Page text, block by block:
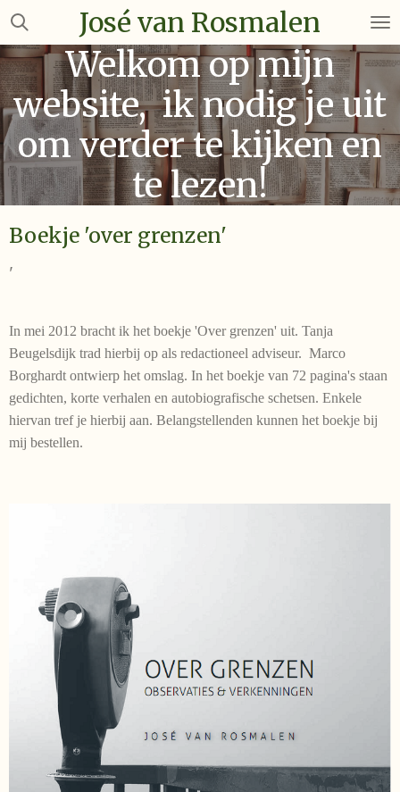
Ga
naar
de
hoofdinhoud
José van Rosmalen
Welkom op mijn
website, ik nodig je uit
om verder te kijken en
te lezen!
Boekje 'over grenzen'
'
In mei 2012 bracht ik het boekje 'Over grenzen' uit. Tanja
Beugelsdijk trad hierbij op als redactioneel adviseur. Marco
Borghardt ontwierp het omslag. In het boekje van 72 pagina's staan
gedichten, korte verhalen en autobiografische schetsen. Enkele
hiervan tref je hierbij aan. Belangstellenden kunnen het boekje bij
mij bestellen.